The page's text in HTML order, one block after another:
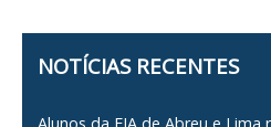
NOTÍCIAS RECENTES